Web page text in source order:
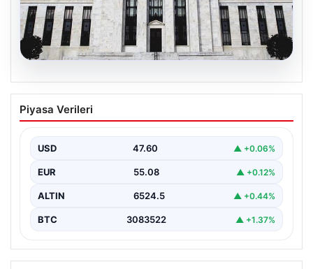
04.08.2026
CANLI | Sparta Prag – Olympique Lyon
Canlı Maç Anlatımı
Piyasa Verileri
USD 47.60 ▲ +0.06%
EUR 55.08 ▲ +0.12%
ALTIN 6524.5 ▲ +0.44%
BTC 3083522 ▲ +1.37%